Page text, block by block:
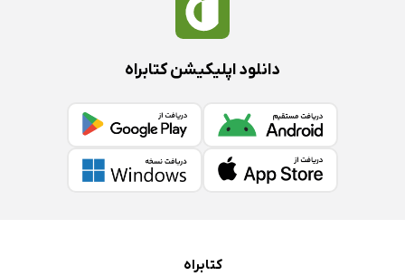
دانلود اپلیکیشن کتابراه
کتابراه